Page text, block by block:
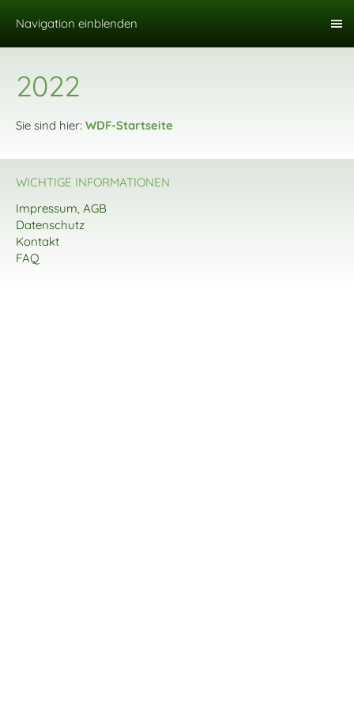
Navigation einblenden
2022
Sie sind hier: WDF-Startseite
WICHTIGE INFORMATIONEN
Impressum, AGB
Datenschutz
Kontakt
FAQ